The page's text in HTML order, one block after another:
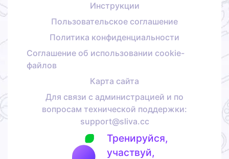
Инструкции
Пользовательское соглашение
Политика конфиденциальности
Соглашение об использовании cookie-
файлов
Карта сайта
Для связи с администрацией и по
вопросам технической поддержки:
support@sliva.cc
Тренируйся,
участвуй,